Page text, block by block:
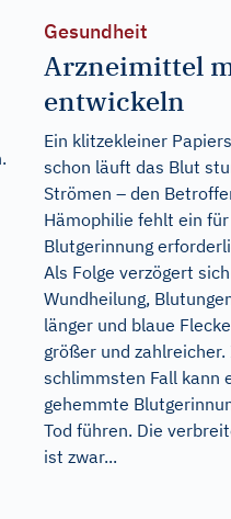
Gesundheit
Arzneimittel
entwickeln
Ein klitzekleiner
schon läuft das Blut
Strömen – den
Hämophilie fehlt ein
Blutgerinnung
Als Folge verzögert
Wundheilung,
länger und blaue
größer und zahlreicher.
schlimmsten Fall kann
gehemmte
Tod führen. Die
ist zwar...